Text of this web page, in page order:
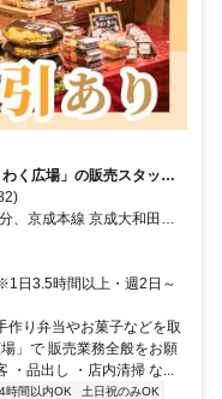
く広場」の販売スタッ
躍中
、京成本線 京成大和田南
分
日3.5時間以上・週2日～
作り弁当やお菓子などを取
」で 販売業務全般をお願
・品出し ・店内清掃 な...
時間以内OK
土日祝のみOK